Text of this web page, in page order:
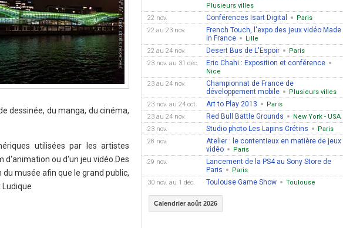
dessinée, du manga, du cinéma,
utilisées par les artistes
d'animation ou d'un jeu vidéo.Des
musée afin que le grand public,
Plusieurs villes
22 nov.
Conférences Isart Digital
Paris
22 au 23 nov.
French Touch, l'expo des jeux vidéo Made
in France
Lille
22 au 24 nov.
Desert Bus de L'Espoir
Paris
23 nov. au 31 déc.
Eric Chahi : Exposition et conférence
Nice
23 au 24 nov.
Championnat de France de
développement mobile
Plusieurs villes
23 nov. au 24 oct.
Art to Play 2013
Paris
23 au 24 nov.
Red Bull Battle Grounds
New York - USA
23 nov.
Studio photo Les Lapins Crétins
Paris
28 nov.
Atelier : le contentieux en matière de jeux
vidéo
Paris
29 nov.
Lancement de la PS4 au Sony Store de
Paris
Paris
30 nov. au 1 déc.
Toulouse Game Show Toulouse
Calendrier août 2026